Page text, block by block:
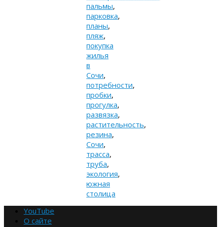
пальмы,
парковка,
планы,
пляж,
покупка
жилья
в
Сочи,
потребности,
пробки,
прогулка,
развязка,
растительность,
резина,
Сочи,
трасса,
труба,
экология,
южная
столица
YouTube
О сайте